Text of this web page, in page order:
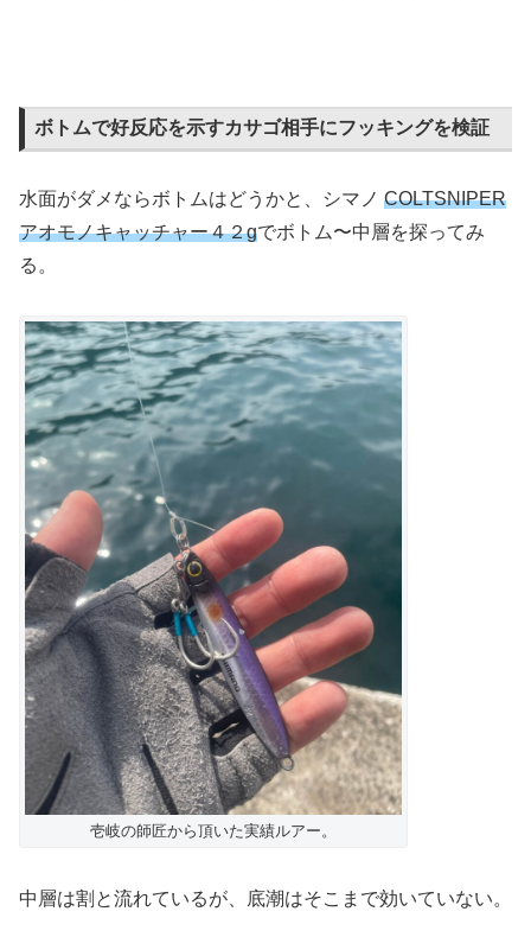
ボトムで好反応を示すカサゴ相手にフッキングを検証
水面がダメならボトムはどうかと、シマノ COLTSNIPER
アオモノキャッチャー４２gでボトム〜中層を探ってみ
る。
壱岐の師匠から頂いた実績ルアー。
中層は割と流れているが、底潮はそこまで効いていない。